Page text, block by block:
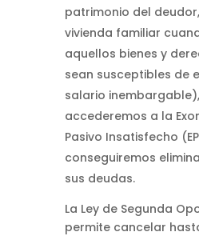
patrimonio del
vivienda familiar
aquellos bienes y
sean susceptibles de
salario
accederemos a la
Pasivo Insatisfecho
conseguiremos
sus deudas.
La Ley de Segunda
permite cancelar